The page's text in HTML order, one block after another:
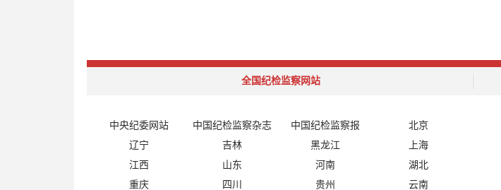
全国纪检监察网站
中央纪委网站 中国纪检监察杂志 中国纪检监察报 北京
辽宁
吉林 黑龙江 上海
江西
山东 河南 湖北
重庆
四川 贵州 云南